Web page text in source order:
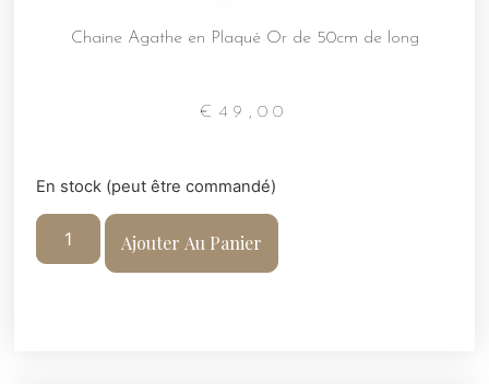
Chaine Agathe en Plaqué Or de 50cm de long
€ 49,00
En stock (peut être commandé)
Ajouter Au Panier